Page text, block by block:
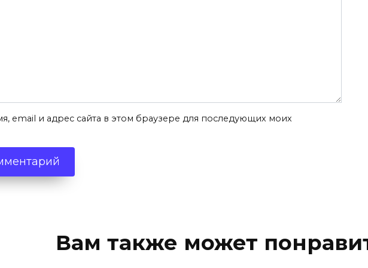
email и адрес сайта в этом браузере для последующих моих
Вам также может